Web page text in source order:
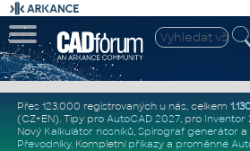
Přes 123.000 registrovaných u nás, celkem
(CZ+EN). Tipy pro AutoCAD 2027, pro Inventor
Nový Kalkulátor nosníků, Spirograf generátor a
Převodníky. Kompletní příkazya proměnné